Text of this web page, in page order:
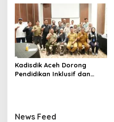
127.973 Siswa
Kadisdik Aceh Dorong
Pendidikan Inklusif dan
News Feed